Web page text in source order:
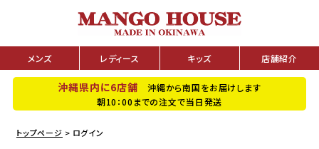
メンズ レディース キッズ 店舗紹介
沖縄県内に6店舗 沖縄から南国をお届けします
朝10：00までの注文で当日発送
トップページ ログイン